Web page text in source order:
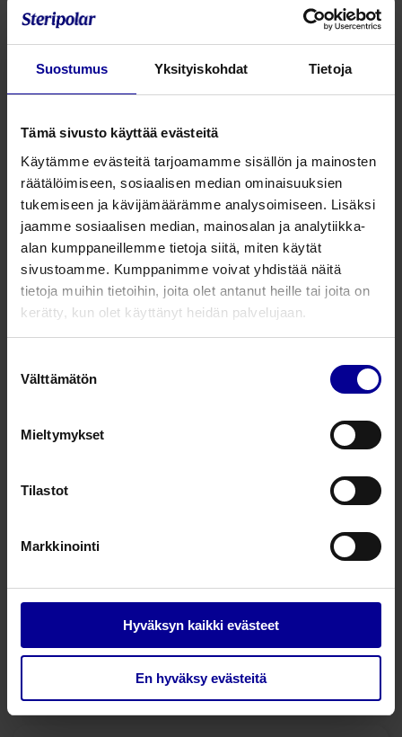
Suostumus Yksityiskohdat Tietoja
Tämä sivusto käyttää evästeitä
Käytämme evästeitä tarjoamamme sisällön ja mainosten
räätälöimiseen, sosiaalisen median ominaisuuksien
tukemiseen ja kävijämäärämme analysoimiseen. Lisäksi
jaamme sosiaalisen median, mainosalan ja analytiikka-
alan kumppaneillemme tietoja siitä, miten käytät
sivustoamme. Kumppanimme voivat yhdistää näitä
tietoja muihin tietoihin, joita olet antanut heille tai joita on
kerätty, kun olet käyttänyt heidän palvelujaan.
valinta
Välttämätön
Mieltymykset
Tilastot
Markkinointi
Hyväksyn kaikki evästeet
En hyväksy evästeitä
Nanogen Aktiv koostuu sataprosenttisesti vihreästä
teepuusta. Nano-bioteknologialla tuotettu kalvo on
löytyy vain Brasilian sademetsästä.
Vapauttaa Nanogen-kuituja haavalle, jotka ovat vain
2 nanometriä pitkiä, luoden tehokkaan soluväliaineen
(Extra Cellular Matrix)
Tuotenumero Tuotekuvaus
610202 Nanogen Aktiv 5 x 5 cm
610202 Nanogen Aktiv 5 x 5 cm
5
Kysy lisää tuotteesta
Liittyvät tuotteet
MANUKAderm Skin Protectant -
ihonsuojavoide
Haavanhoito Haavanhoito